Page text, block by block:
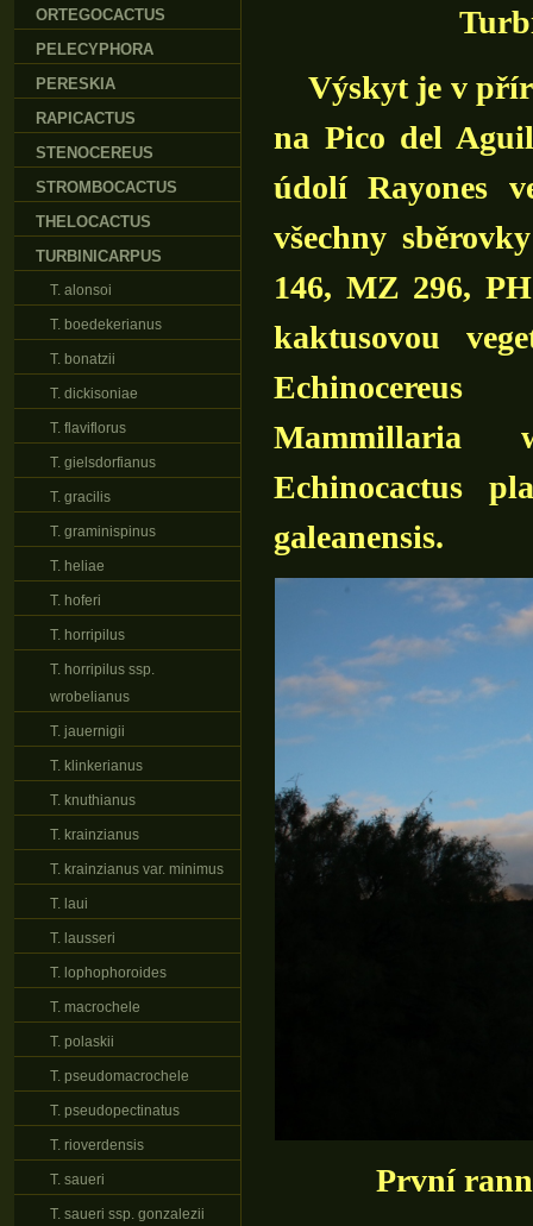
Výskyt je v
na Pico del
údolí Rayones
všechny
146, MZ 296,
kaktusovou
Echinocereus
Mammillaria
Echinocactus
galeanensis.
První
ORTEGOCACTUS
PELECYPHORA
PERESKIA
RAPICACTUS
STENOCEREUS
STROMBOCACTUS
THELOCACTUS
TURBINICARPUS
T. alonsoi
T. boedekerianus
T. bonatzii
T. dickisoniae
T. flaviflorus
T. gielsdorfianus
T. gracilis
T. graminispinus
T. heliae
T. hoferi
T. horripilus
T. horripilus ssp.
wrobelianus
T. jauernigii
T. klinkerianus
T. knuthianus
T. krainzianus
T. krainzianus var. minimus
T. laui
T. lausseri
T. lophophoroides
T. macrochele
T. polaskii
T. pseudomacrochele
T. pseudopectinatus
T. rioverdensis
T. saueri
T. saueri ssp. gonzalezii